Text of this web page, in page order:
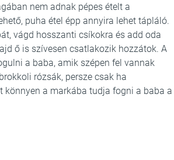
nem adnak pépes ételt a
puha étel épp annyira lehet tápláló.
vágd hosszanti csíkokra és add oda
ő is szívesen csatlakozik hozzátok. A
a baba, amik szépen fel vannak
rózsák, persze csak ha
könnyen a markába tudja fogni a baba a